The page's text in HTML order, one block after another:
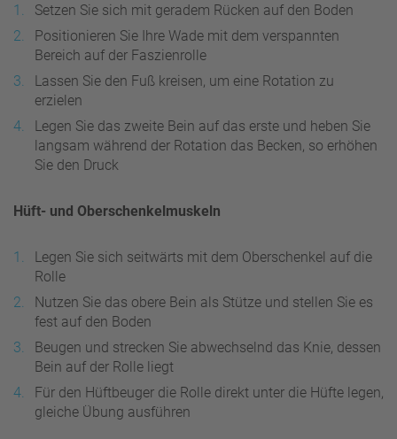
Setzen Sie sich mit geradem Rücken auf den Boden
Positionieren Sie Ihre Wade mit dem verspannten
Bereich auf der Faszienrolle
Lassen Sie den Fuß kreisen, um eine Rotation zu
erzielen
Legen Sie das zweite Bein auf das erste und heben Sie
langsam während der Rotation das Becken, so erhöhen
Sie den Druck
Hüft- und Oberschenkelmuskeln
Legen Sie sich seitwärts mit dem Oberschenkel auf die
Rolle
Nutzen Sie das obere Bein als Stütze und stellen Sie es
fest auf den Boden
Beugen und strecken Sie abwechselnd das Knie, dessen
Bein auf der Rolle liegt
Für den Hüftbeuger die Rolle direkt unter die Hüfte legen,
gleiche Übung ausführen